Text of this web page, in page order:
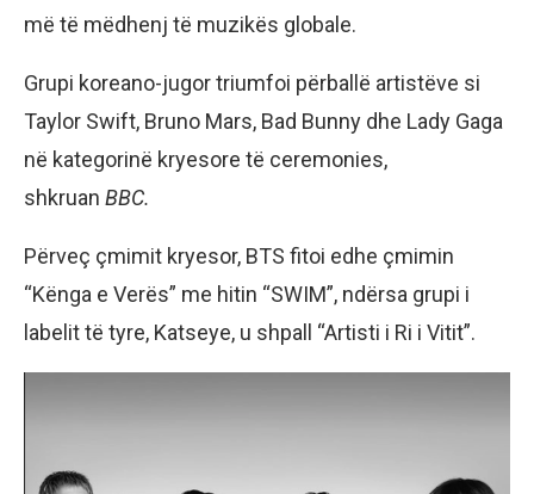
më të mëdhenj të muzikës globale.
Grupi koreano-jugor triumfoi përballë artistëve si
Taylor Swift, Bruno Mars, Bad Bunny dhe Lady Gaga
në kategorinë kryesore të ceremonies,
shkruan BBC.
Përveç çmimit kryesor, BTS fitoi edhe çmimin
“Kënga e Verës” me hitin “SWIM”, ndërsa grupi i
labelit të tyre, Katseye, u shpall “Artisti i Ri i Vitit”.